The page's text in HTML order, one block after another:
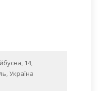
14,
Україна